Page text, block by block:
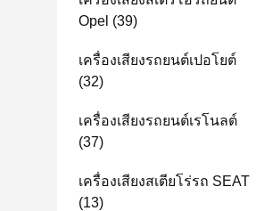
Opel (39)
เครื่องเสียงรถยนต์เปอโยต์
(32)
เครื่องเสียงรถยนต์เรโนลต์
(37)
เครื่องเสียงสเตียโร่รถ SEAT
(13)